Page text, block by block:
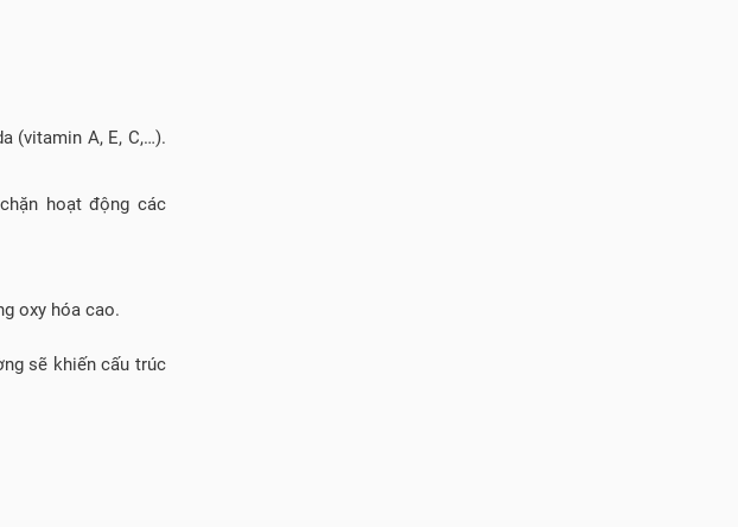
(vitamin A, E, C,…).
hoạt động các
oxy hóa cao.
sẽ khiến cấu trúc